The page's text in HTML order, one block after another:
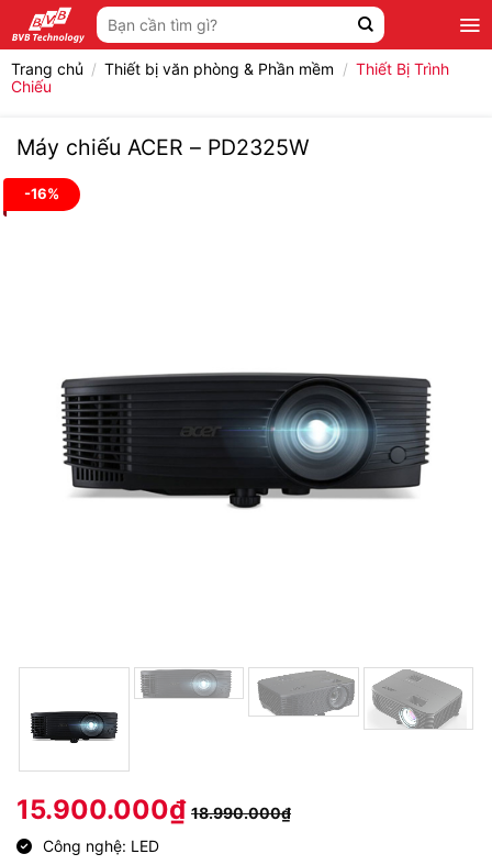
qua
nội
dung
Tìm
kiếm:
Trang chủ / Thiết bị văn phòng & Phần mềm / Thiết Bị Trình
Chiếu
Máy chiếu ACER – PD2325W
-16%
15.900.000₫ 18.990.000₫
Công nghệ: LED